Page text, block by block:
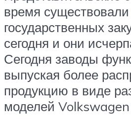
время
государственных
сегодня и они
Сегодня заводы
выпуская более
продукцию в виде
моделей